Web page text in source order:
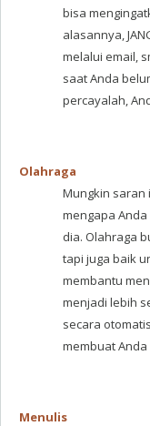
bisa
alasannya,
melalui email,
saat Anda
percayalah,
Olahraga
Mungkin saran
mengapa
dia. Olahraga
tapi juga baik
membantu
menjadi lebih
secara
membuat
Menulis